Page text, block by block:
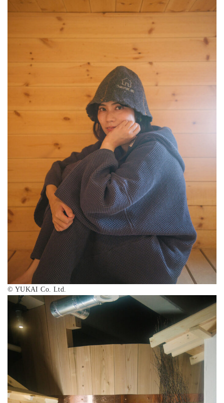
©︎ YUKAI Co. Ltd.